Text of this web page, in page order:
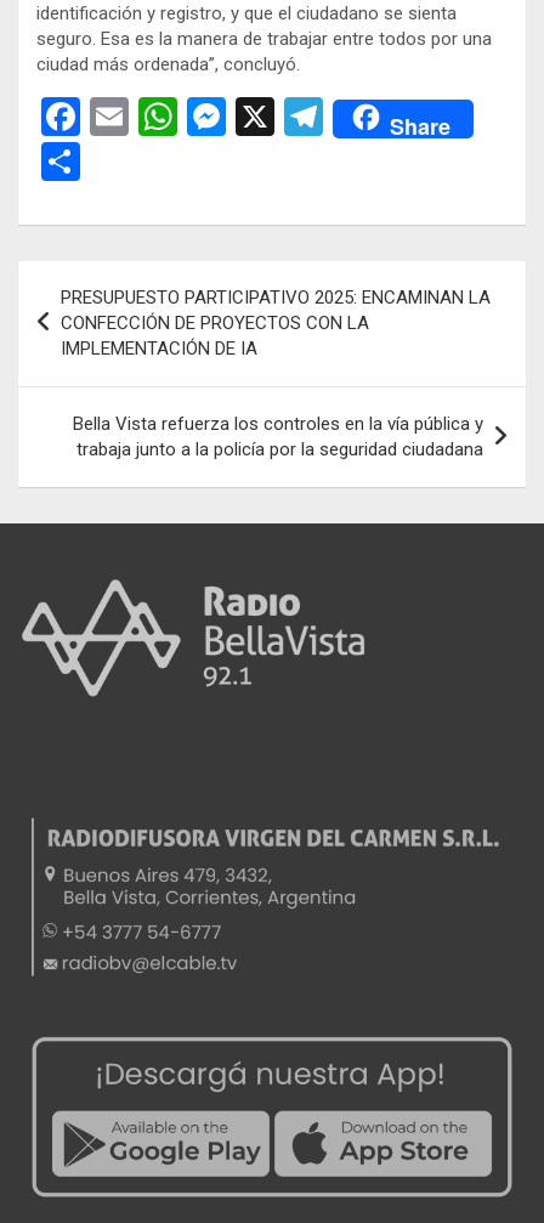
identificación y registro, y que el ciudadano se sienta
seguro. Esa es la manera de trabajar entre todos por una
ciudad más ordenada”, concluyó.
F
b
o
k
E
W
s
p
p
M
n
er
X
T
gr
m
Share
m
p
ar
tir
de
entradas
PRESUPUESTO PARTICIPATIVO 2025: ENCAMINAN LA
CONFECCIÓN DE PROYECTOS CON LA
IMPLEMENTACIÓN DE IA
Bella Vista refuerza los controles en la vía pública y
trabaja junto a la policía por la seguridad ciudadana